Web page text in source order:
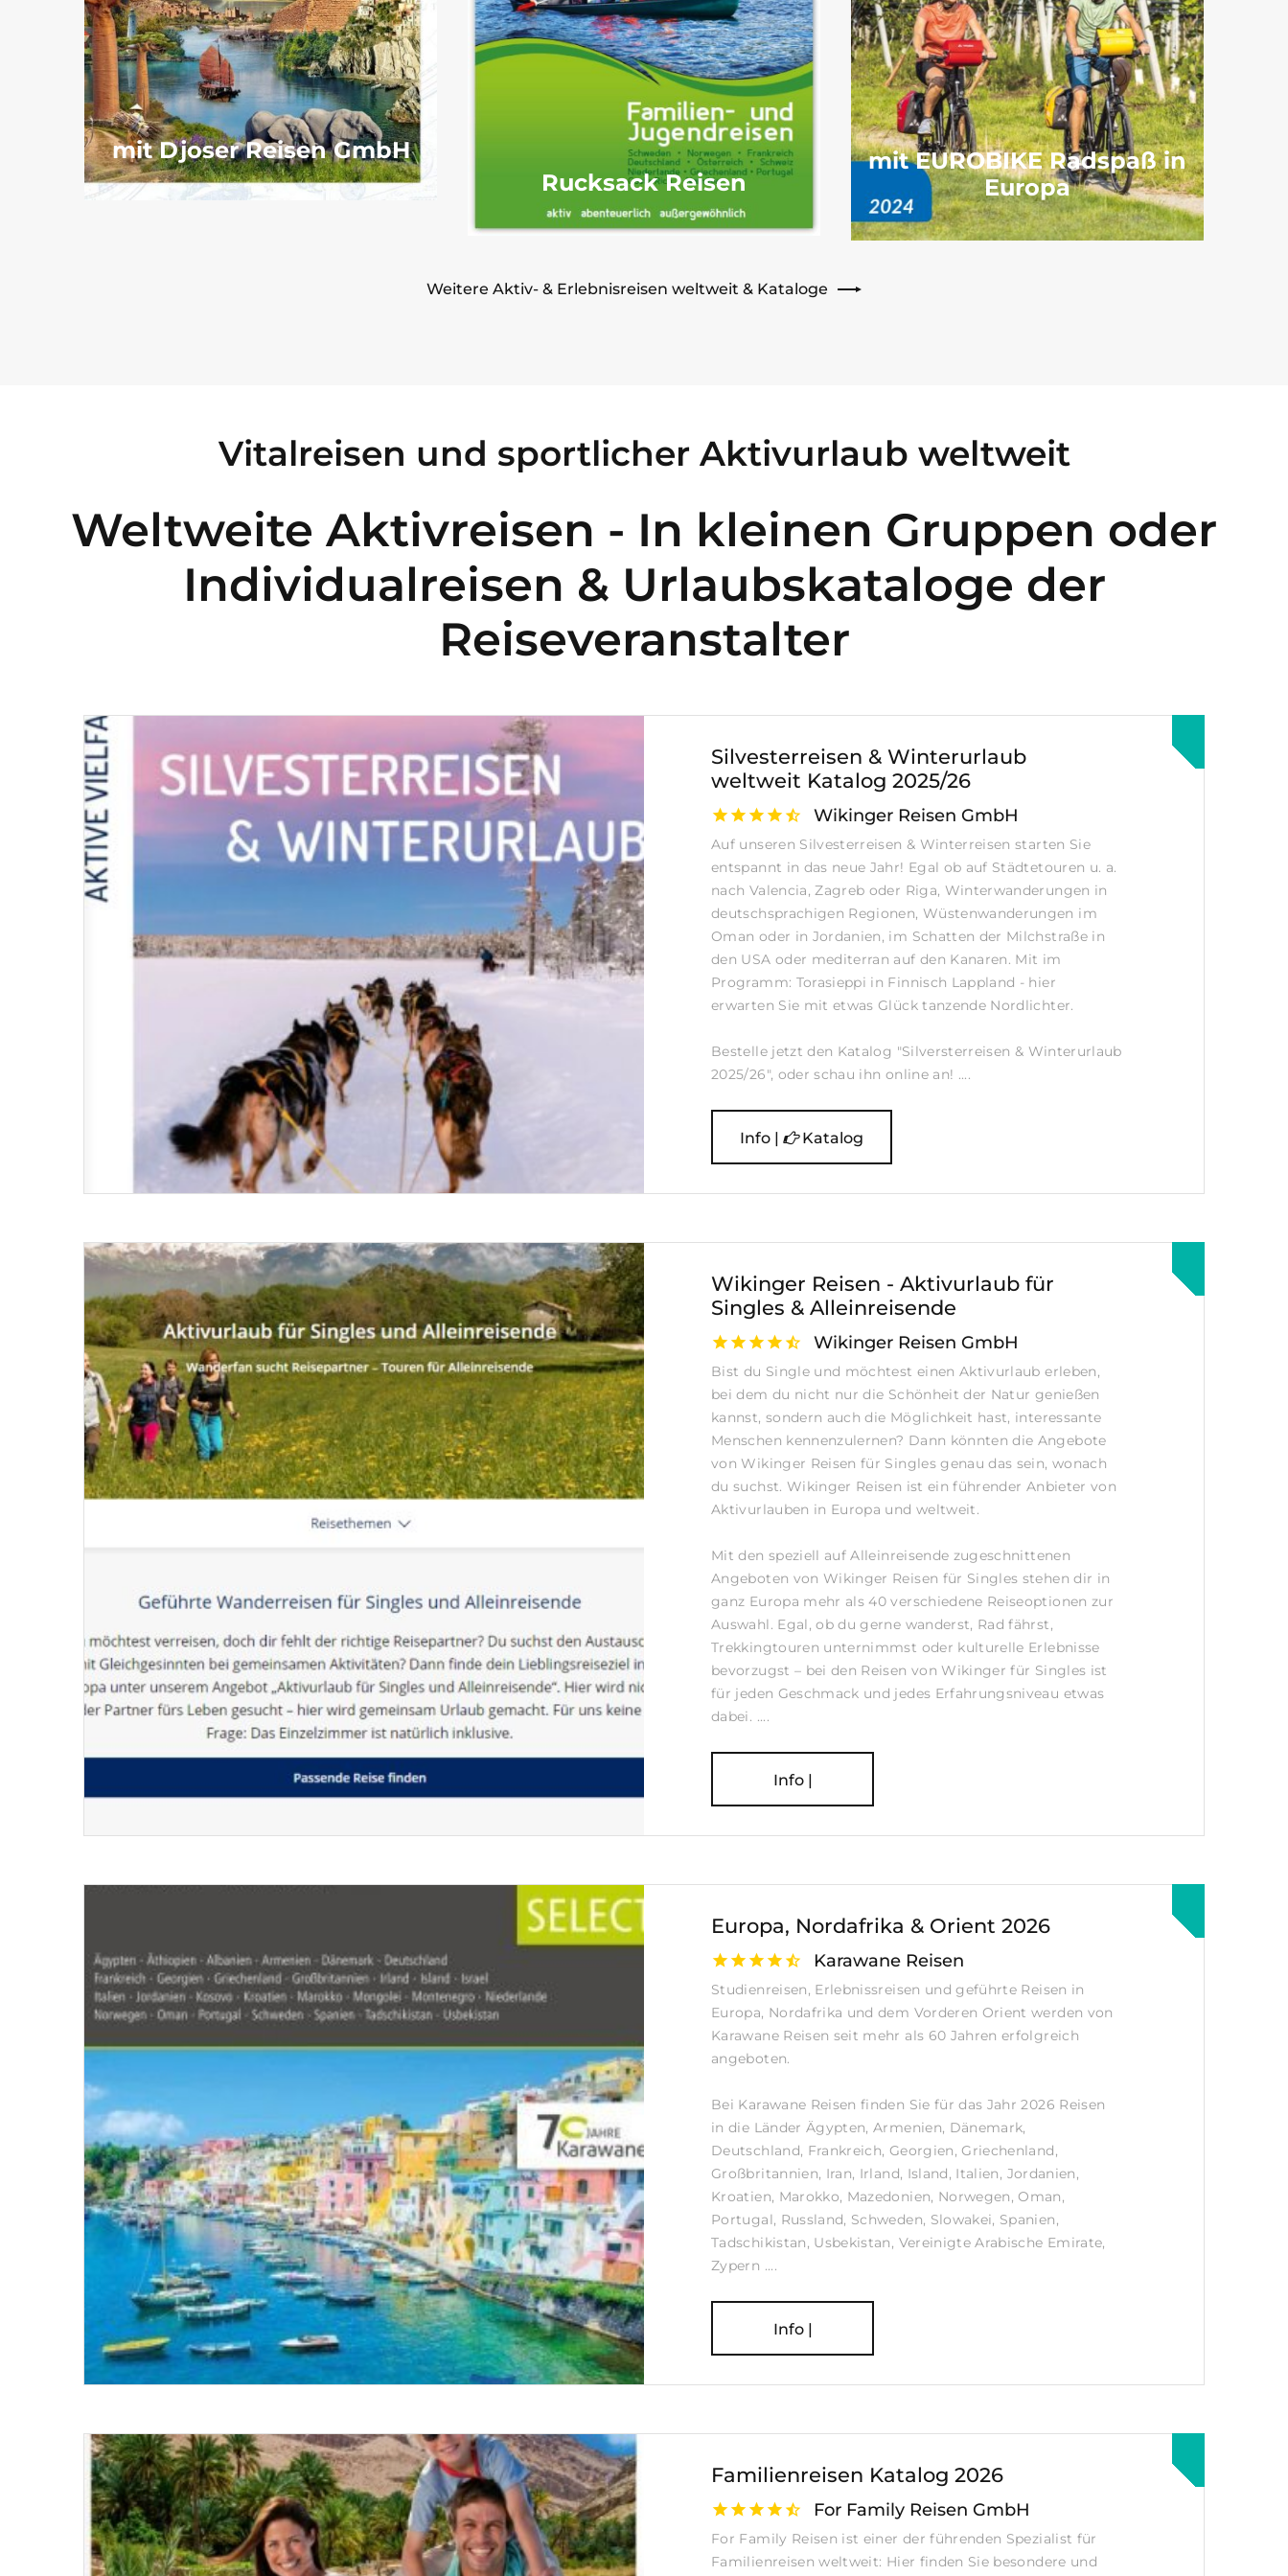
mit Djoser Reisen GmbH
Rucksack Reisen
mit EUROBIKE Radspaß in
Europa
Weitere Aktiv- & Erlebnisreisen weltweit & Kataloge
Vitalreisen und sportlicher Aktivurlaub weltweit
Weltweite Aktivreisen - In kleinen Gruppen oder
Individualreisen & Urlaubskataloge der
Reiseveranstalter
Silvesterreisen & Winterurlaub
weltweit Katalog 2025/26
Wikinger Reisen GmbH
Auf unseren Silvesterreisen & Winterreisen starten Sie
entspannt in das neue Jahr! Egal ob auf Städtetouren u. a.
nach Valencia, Zagreb oder Riga, Winterwanderungen in
deutschsprachigen Regionen, Wüstenwanderungen im
Oman oder in Jordanien, im Schatten der Milchstraße in
den USA oder mediterran auf den Kanaren. Mit im
Programm: Torasieppi in Finnisch Lappland - hier
erwarten Sie mit etwas Glück tanzende Nordlichter.
Bestelle jetzt den Katalog "Silversterreisen & Winterurlaub
2025/26", oder schau ihn online an! ....
Info | Katalog
Wikinger Reisen - Aktivurlaub für
Singles & Alleinreisende
Wikinger Reisen GmbH
Bist du Single und möchtest einen Aktivurlaub erleben,
bei dem du nicht nur die Schönheit der Natur genießen
kannst, sondern auch die Möglichkeit hast, interessante
Menschen kennenzulernen? Dann könnten die Angebote
von Wikinger Reisen für Singles genau das sein, wonach
du suchst. Wikinger Reisen ist ein führender Anbieter von
Aktivurlauben in Europa und weltweit.
Mit den speziell auf Alleinreisende zugeschnittenen
Angeboten von Wikinger Reisen für Singles stehen dir in
ganz Europa mehr als 40 verschiedene Reiseoptionen zur
Auswahl. Egal, ob du gerne wanderst, Rad fährst,
Trekkingtouren unternimmst oder kulturelle Erlebnisse
bevorzugst – bei den Reisen von Wikinger für Singles ist
für jeden Geschmack und jedes Erfahrungsniveau etwas
dabei. ....
Info |
Europa, Nordafrika & Orient 2026
Karawane Reisen
Studienreisen, Erlebnissreisen und geführte Reisen in
Europa, Nordafrika und dem Vorderen Orient werden von
Karawane Reisen seit mehr als 60 Jahren erfolgreich
angeboten.
Bei Karawane Reisen finden Sie für das Jahr 2026 Reisen
in die Länder Ägypten, Armenien, Dänemark,
Deutschland, Frankreich, Georgien, Griechenland,
Großbritannien, Iran, Irland, Island, Italien, Jordanien,
Kroatien, Marokko, Mazedonien, Norwegen, Oman,
Portugal, Russland, Schweden, Slowakei, Spanien,
Tadschikistan, Usbekistan, Vereinigte Arabische Emirate,
Zypern ....
Info |
Familienreisen Katalog 2026
For Family Reisen GmbH
For Family Reisen ist einer der führenden Spezialist für
Familienreisen weltweit: Hier finden Sie besondere und